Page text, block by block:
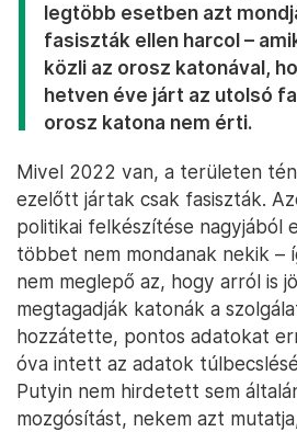
legtöbb esetben azt
fasiszták ellen harcol –
közli az orosz katonával,
hetven éve járt az utolsó
orosz katona nem érti.
Mivel 2022 van, a területen
ezelőtt jártak csak fasiszták.
politikai felkészítése nagyjából
többet nem mondanak nekik –
nem meglepő az, hogy arról is
megtagadják katonák a
hozzátette, pontos adatokat
óva intett az adatok
Putyin nem hirdetett sem
mozgósítást, nekem azt